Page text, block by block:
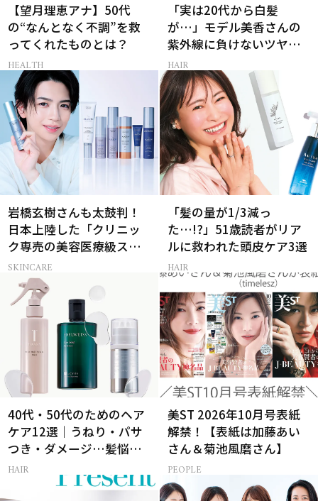
【望月理恵アナ】50代
の“なんとなく不調”を救
ってくれたものとは？
HEALTH
「実は20代から白髪
が…」モデル美香さんの
紫外線に負けないツヤ美
髪ケア
HAIR
岩橋玄樹さんも太鼓判！
日本上陸した「クリニッ
ク専売の美容医療級スキ
ンケア」
SKINCARE
「髪の量が1/3減っ
た…!?」51歳読者がリア
ルに救われた頭皮ケア3選
HAIR
40代・50代のためのヘア
ケア12選｜うねり・パサ
つき・ダメージ…髪悩み
から選ぶベスコス受賞コ
HAIR
美ST 2026年10月号表紙
解禁！【表紙は加藤あい
さん＆菊池風磨さん】
PEOPLE